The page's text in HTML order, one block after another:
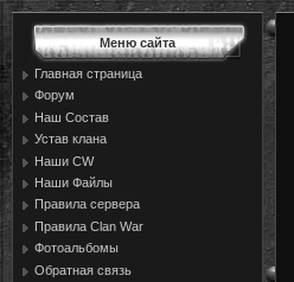
Меню сайта
Главная страница
Форум
Наш Состав
Устав клана
Наши CW
Наши Файлы
Правила сервера
Правила Сlan War
Фотоальбомы
Обратная связь